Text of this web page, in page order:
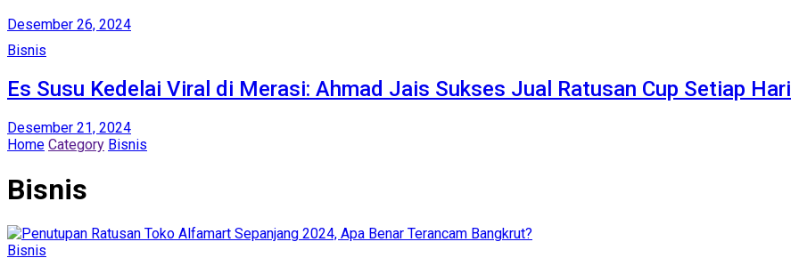
Desember 26, 2024
Bisnis
Es Susu Kedelai Viral di Merasi: Ahmad Jais Sukses Jual Ratusan Cup Setiap Hari
Desember 21, 2024
Home Category Bisnis
Bisnis
Bisnis